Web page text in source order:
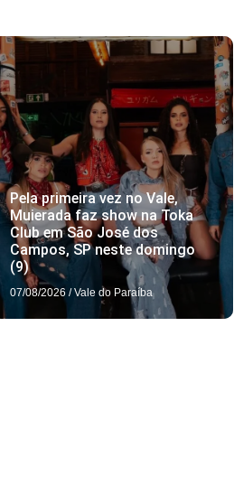
Pela primeira vez no Vale,
Muierada faz show na Toka
Club em São José dos
Campos, SP neste domingo
(9)
07/08/2026 / Vale do Paraíba